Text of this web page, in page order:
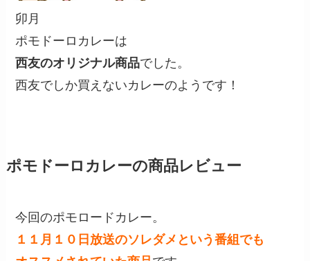
卯月
ポモドーロカレーは
西友のオリジナル商品でした。
西友でしか買えないカレーのようです！
ポモドーロカレーの商品レビュー
今回のポモロードカレー。
１１月１０日放送のソレダメという番組でも